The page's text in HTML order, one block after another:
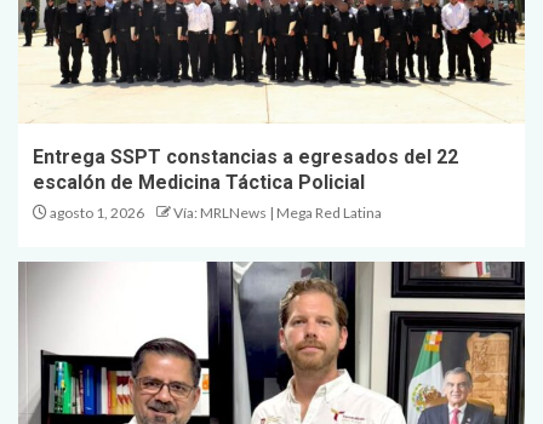
Entrega SSPT constancias a egresados del 22
escalón de Medicina Táctica Policial
agosto 1, 2026 Vía: MRLNews | Mega Red Latina